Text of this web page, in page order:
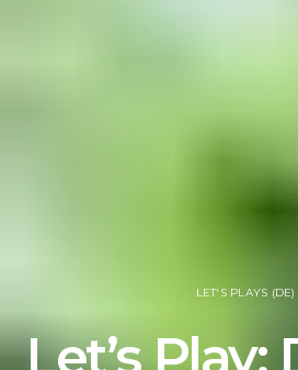
LET'S PLAYS (DE)
Let’s Play: